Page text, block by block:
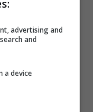
Si
un accordo
advertising and
and
a device